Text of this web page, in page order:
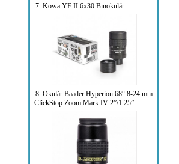
7. Kowa YF II 6x30 Binokulár
8. Okulár Baader Hyperion 68° 8-24 mm
ClickStop Zoom Mark IV 2”/1.25”